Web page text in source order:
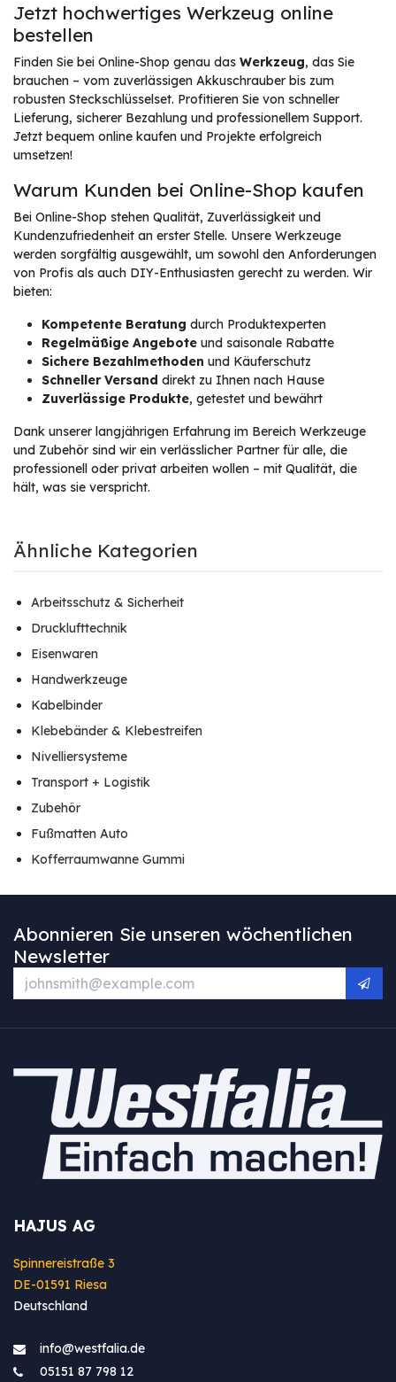
Jetzt hochwertiges Werkzeug online
bestellen
Finden Sie bei Online-Shop genau das Werkzeug, das Sie
brauchen – vom zuverlässigen Akkuschrauber bis zum
robusten Steckschlüsselset. Profitieren Sie von schneller
Lieferung, sicherer Bezahlung und professionellem Support.
Jetzt bequem online kaufen und Projekte erfolgreich
umsetzen!
Warum Kunden bei Online-Shop kaufen
Bei Online-Shop stehen Qualität, Zuverlässigkeit und
Kundenzufriedenheit an erster Stelle. Unsere Werkzeuge
werden sorgfältig ausgewählt, um sowohl den Anforderungen
von Profis als auch DIY-Enthusiasten gerecht zu werden. Wir
bieten:
Kompetente Beratung durch Produktexperten
Regelmäßige Angebote und saisonale Rabatte
Sichere Bezahlmethoden und Käuferschutz
Schneller Versand direkt zu Ihnen nach Hause
Zuverlässige Produkte, getestet und bewährt
Dank unserer langjährigen Erfahrung im Bereich Werkzeuge
und Zubehör sind wir ein verlässlicher Partner für alle, die
professionell oder privat arbeiten wollen – mit Qualität, die
hält, was sie verspricht.
Ähnliche Kategorien
Arbeitsschutz & Sicherheit
Drucklufttechnik
Eisenwaren
Handwerkzeuge
Kabelbinder
Klebebänder & Klebestreifen
Nivelliersysteme
Transport + Logistik
Zubehör
Fußmatten Auto
Kofferraumwanne Gummi
Abonnieren Sie unseren wöchentlichen
Newsletter
HAJUS AG
Spinnereistraße 3
DE-01591 Riesa
Deutschland
info@westfa​lia.de
05151 87 798 12